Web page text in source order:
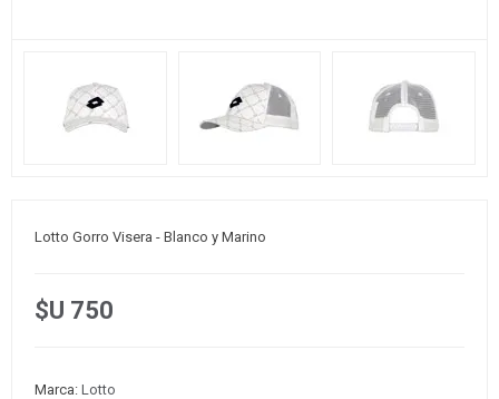
Lotto Gorro Visera - Blanco y Marino
$U 750
Marca: Lotto